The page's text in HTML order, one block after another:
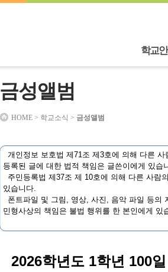
학교
금성앨범
HOME > 학교소식 > 금성앨범
개인정보 보호법 제71조 제3호에 의해 다른
등록된 글에 대한 법적 책임은 글쓴이에게 있
주민등록법 제37조 제 10호에 의해 다른 사람
있습니다.
폰트파일 및 그림, 영상, 사진, 음악 파일 등의
민형사상의 책임은 불법 행위를 한 본인에게 있
2026학년도 1학년 100